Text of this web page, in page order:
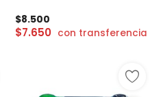
$8.500
$7.650 con transferencia